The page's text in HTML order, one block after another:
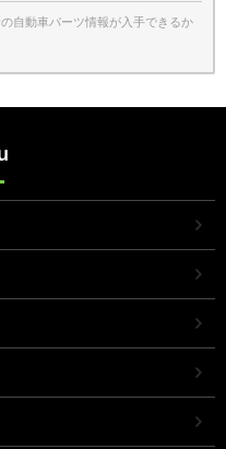
自動車パーツ情報が入手できるか